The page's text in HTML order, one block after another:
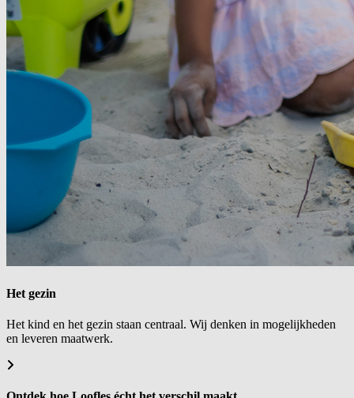
Het gezin
Het kind en het gezin staan centraal. Wij denken in mogelijkheden
en leveren maatwerk.